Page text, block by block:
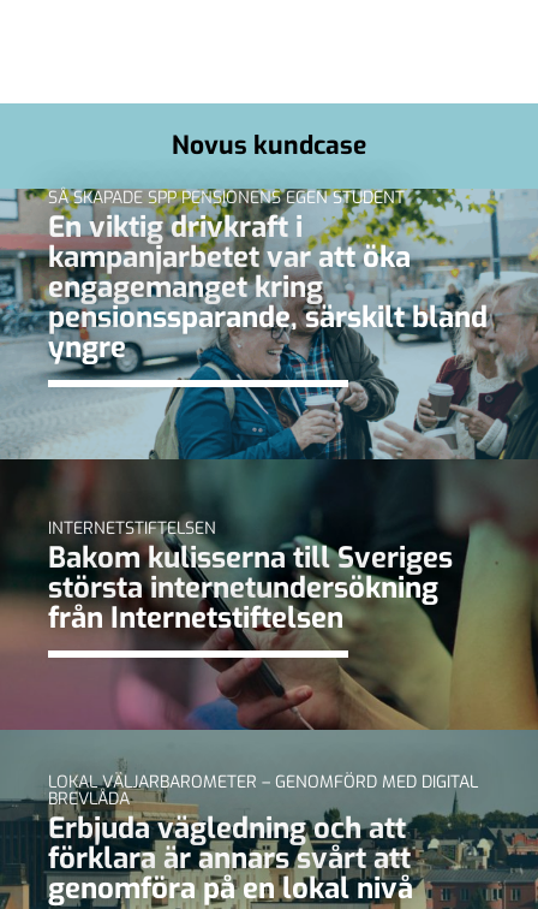
Novus kundcase
SÅ SKAPADE SPP PENSIONENS EGEN STUDENT
En viktig drivkraft i
kampanjarbetet var att öka
engagemanget kring
pensionssparande, särskilt bland
yngre
INTERNETSTIFTELSEN
Bakom kulisserna till Sveriges
största internetundersökning
från Internetstiftelsen
LOKAL VÄLJARBAROMETER – GENOMFÖRD MED DIGITAL
BREVLÅDA
Erbjuda vägledning och att
förklara är annars svårt att
genomföra på en lokal nivå